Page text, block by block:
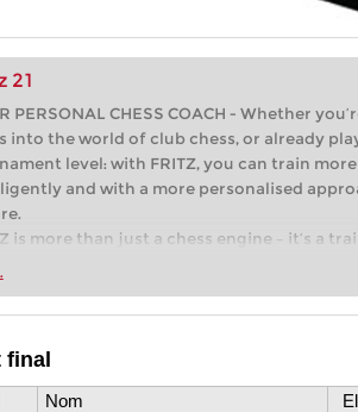
21
PERSONAL CHESS COACH - Whether
into the world of club chess, or already
level: with FRITZ, you can train
and with a more personalised
is more than just a chess engine – it’s a
you’re taking your first steps into the
efficiently, intelligently and with a more
AGAINST LEGENDS
is fun! BETTER CALCULATIONS – EVEN
Nom